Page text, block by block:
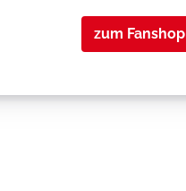
zum Fanshop